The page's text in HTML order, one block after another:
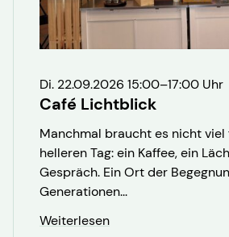
Di. 22.09.2026 15:00–17:00 Uhr
Café Lichtblick
Manchmal braucht es nicht viel
helleren Tag: ein Kaffee, ein
Gespräch. Ein Ort der
Generationen...
Weiterlesen